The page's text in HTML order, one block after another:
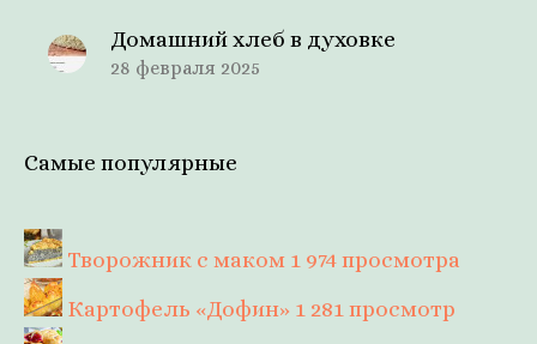
Домашний хлеб в духовке
28 февраля 2025
Самые популярные
Творожник с маком 1 974 просмотра
Картофель «Дофин» 1 281 просмотр